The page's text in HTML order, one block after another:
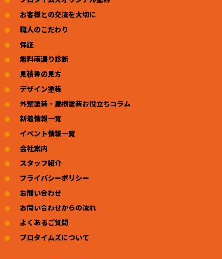
お客様との交流を大切に
職人のこだわり
保証
無料雨漏り診断
見積書の見方
デザイン塗装
外壁塗装・屋根塗装お役立ちコラム
新着情報一覧
イベント情報一覧
会社案内
スタッフ紹介
プライバシーポリシー
お問い合わせ
お問い合わせからの流れ
よくあるご質問
プロタイムズについて